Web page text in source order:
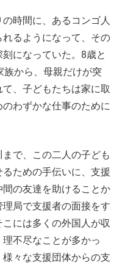
時間に、あるコンゴ人
るようになって、その
になっていた。8歳と
から、母親だけが突
、子どもたちは家に取
わずかな仕事のために
で、この二人の子ども
ための手伝いに、支援
の友達を助けることか
局で支援者の面接をす
には多くの外国人が収
不尽なことが多かっ
々な支援団体からの支